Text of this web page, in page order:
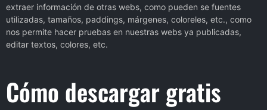
extraer información de otras webs, como pueden se fuentes
utilizadas, tamaños, paddings, márgenes, coloreles, etc., como
nos permite hacer pruebas en nuestras webs ya publicadas,
editar textos, colores, etc.
Cómo descargar gratis